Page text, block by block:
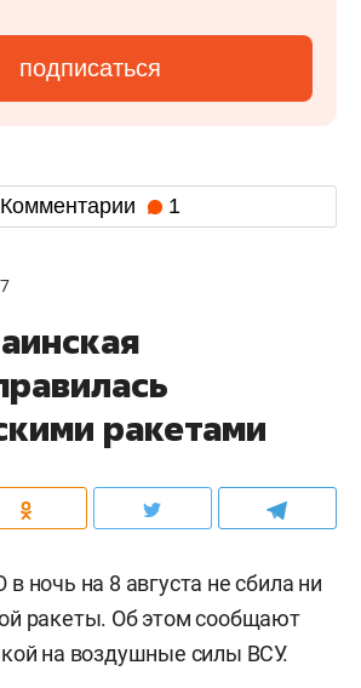
подписаться
Комментарии 1
ракетами
ночь на 8 августа не сбила ни
ракеты. Об этом сообщают
на воздушные силы ВСУ.